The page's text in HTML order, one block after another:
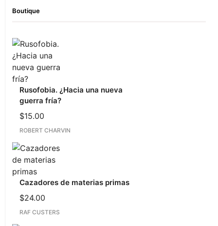
Boutique
Rusofobia. ¿Hacia una nueva
guerra fría?
$15.00
ROBERT CHARVIN
Cazadores de materias primas
$24.00
RAF CUSTERS